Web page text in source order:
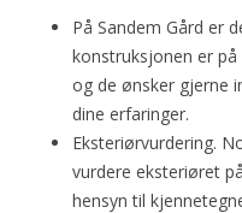
På Sandem Gård er
konstruksjonen er på
og de ønsker gjerne
dine erfaringer.
Eksteriørvurdering.
vurdere eksteriøret
hensyn til